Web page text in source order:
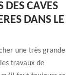
DES CAVES
DANS LE
une très grande
travaux de